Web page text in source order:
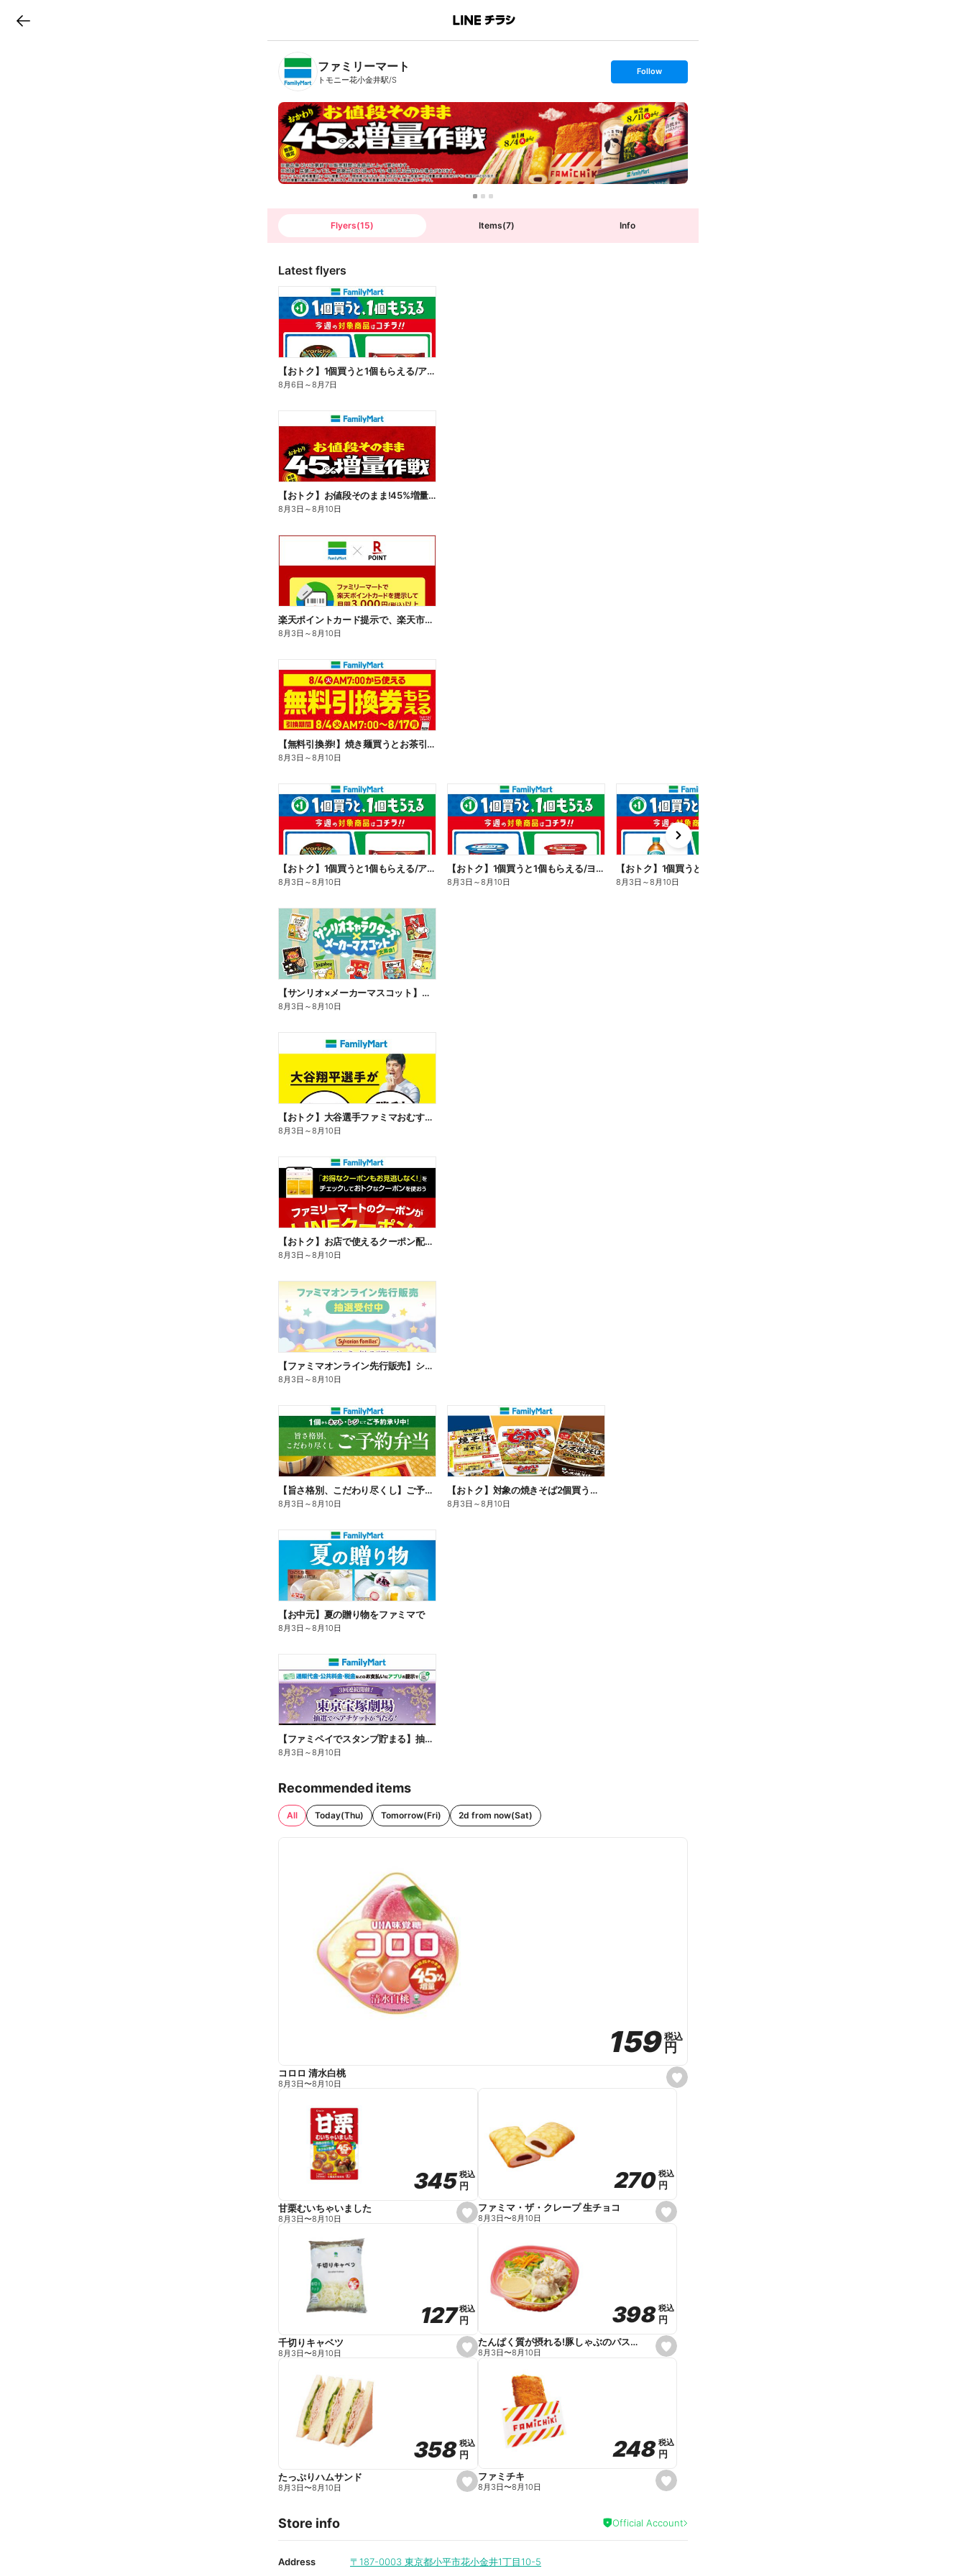
B
n
T
ファミリーマート
トモニー花小金井駅/S
s
t
o
l
l
o
w
Follow
Flyers(15) Items(7) Info
Latest flyers
【おトク】1個買うと1個もらえる/アイス
8月6日 ～8月7日
【おトク】お値段そのまま!45%増量作戦!
8月3日 ～8月10日
楽天ポイントカード提示で、楽天市場でのお買い物がおトクに!
8月3日 ～8月10日
【無料引換券!】焼き麺買うとお茶引換券貰える!
8月3日 ～8月10日
【おトク】1個買うと1個もらえる/アイス
8月3日 ～8月10日
【おトク】1個買うと1個もらえる/ヨーグルト
8月3日 ～8月10日
【おトク】1個買うと1個もらえる/麦茶
8月3日 ～8月10日
e
x
t
【サンリオ×メーカーマスコット】オリジナルグッズ貰える!
8月3日 ～8月10日
【おトク】大谷選手ファミマおむすび割
8月3日 ～8月10日
【おトク】お店で使えるクーポン配信中
8月3日 ～8月10日
【ファミマオンライン先行販売】シルバニアファミリー
8月3日 ～8月10日
【旨さ格別、こだわり尽くし】ご予約弁当
8月3日 ～8月10日
【おトク】対象の焼きそば2個買うと100円引き!
8月3日 ～8月10日
【お中元】夏の贈り物をファミマで
8月3日 ～8月10日
【ファミペイでスタンプ貯まる】抽選でペアチケットが当たる!
8月3日 ～8月10日
Recommended items
All Today(Thu) Tomorrow(Fri) 2d from now(Sat)
s
e
159
159税込
税込
円
円
コロロ 清水白桃
8月3日〜8月10日
s
e
e
345
345税込
税込
円
円
甘栗むいちゃいました
8月3日〜8月10日
s
e
e
270
270 税込
税込
円
円
ファミマ・ザ・クレープ 生チョコ
8月3日〜8月10日
s
e
e
127
127税込
税込
円
円
千切りキャベツ
8月3日〜8月10日
s
e
e
398
398 税込
税込
円
円
たんぱく質が摂れる!豚しゃぶのパスタサラダ
8月3日〜8月10日
s
e
i
t
358
358税込
税込
円
円
たっぷりハムサンド
8月3日〜8月10日
s
e
a
248
248 税込
税込
円
円
ファミチキ
8月3日〜8月10日
Store info Official Account
Address 〒187-0003 東京都小平市花小金井1丁目10-5